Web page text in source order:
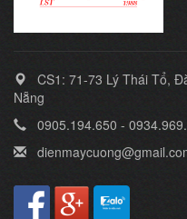
CS1: 71-73 Lý Thái Tổ,
Nẵng
0905.194.650 -